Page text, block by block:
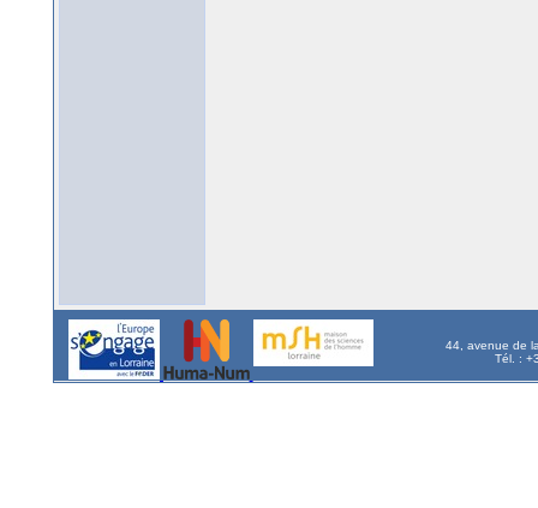
44, avenue de
Tél. :